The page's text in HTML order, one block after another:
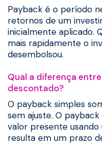
Payback é o período
retornos de um
inicialmente aplicado.
mais rapidamente o
desembolsou.
Qual a diferença
descontado?
O payback simples
sem ajuste. O
valor presente
resulta em um prazo